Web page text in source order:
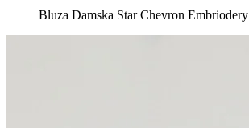
Bluza Damska Star Chevron Embriodery